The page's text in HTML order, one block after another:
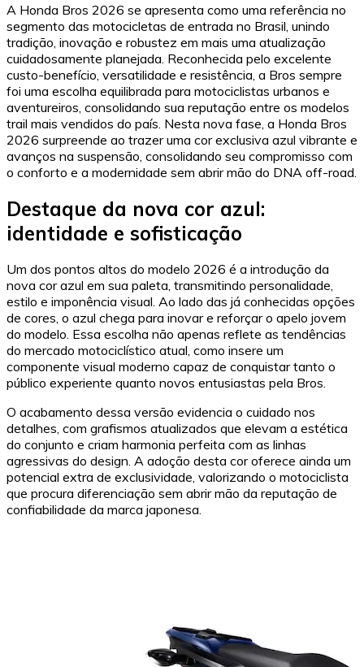
A Honda Bros 2026 se apresenta como uma referência no
segmento das motocicletas de entrada no Brasil, unindo
tradição, inovação e robustez em mais uma atualização
cuidadosamente planejada. Reconhecida pelo excelente
custo-benefício, versatilidade e resistência, a Bros sempre
foi uma escolha equilibrada para motociclistas urbanos e
aventureiros, consolidando sua reputação entre os modelos
trail mais vendidos do país. Nesta nova fase, a Honda Bros
2026 surpreende ao trazer uma cor exclusiva azul vibrante e
avanços na suspensão, consolidando seu compromisso com
o conforto e a modernidade sem abrir mão do DNA off-road.
Destaque da nova cor azul:
identidade e sofisticação
Um dos pontos altos do modelo 2026 é a introdução da
nova cor azul em sua paleta, transmitindo personalidade,
estilo e imponência visual. Ao lado das já conhecidas opções
de cores, o azul chega para inovar e reforçar o apelo jovem
do modelo. Essa escolha não apenas reflete as tendências
do mercado motociclístico atual, como insere um
componente visual moderno capaz de conquistar tanto o
público experiente quanto novos entusiastas pela Bros.
O acabamento dessa versão evidencia o cuidado nos
detalhes, com grafismos atualizados que elevam a estética
do conjunto e criam harmonia perfeita com as linhas
agressivas do design. A adoção desta cor oferece ainda um
potencial extra de exclusividade, valorizando o motociclista
que procura diferenciação sem abrir mão da reputação de
confiabilidade da marca japonesa.